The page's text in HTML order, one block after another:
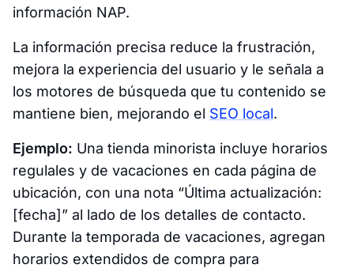
información NAP.
La información precisa reduce la frustración,
mejora la experiencia del usuario y le señala a
los motores de búsqueda que tu contenido se
mantiene bien, mejorando el SEO local.
Ejemplo: Una tienda minorista incluye horarios
regulales y de vacaciones en cada página de
ubicación, con una nota “Última actualización:
[fecha]” al lado de los detalles de contacto.
Durante la temporada de vacaciones, agregan
horarios extendidos de compra para